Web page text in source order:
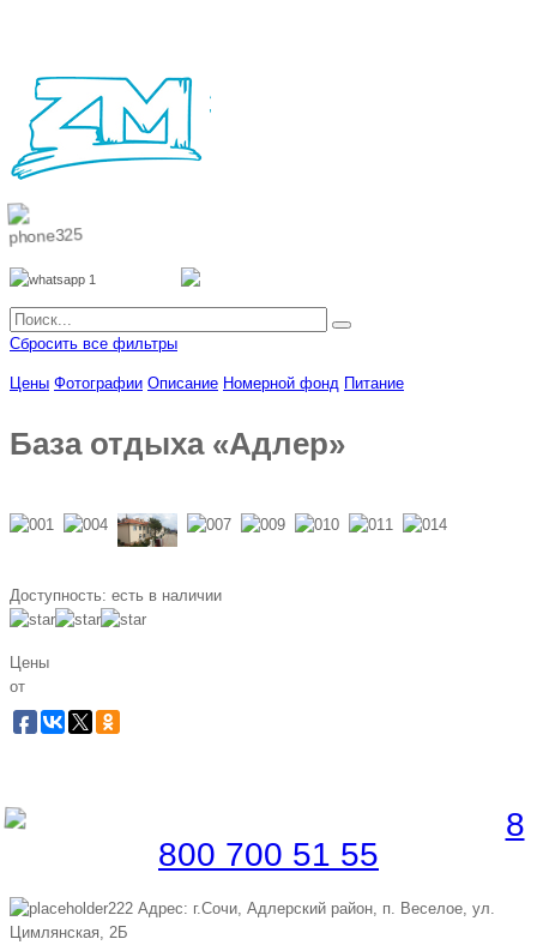
8 962 888 51 55
Сбросить все фильтры
Цены Фотографии Описание Номерной фонд Питание
База отдыха «Адлер»
Доступность: есть в наличии
Цены
от
8
800 700 51 55
Адрес: г.Сочи, Адлерский район, п. Веселое, ул.
Цимлянская, 2Б